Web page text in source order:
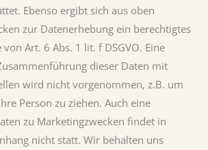
Ebenso ergibt sich aus oben
zur Datenerhebung ein berechtigtes
Art. 6 Abs. 1 lit. f DSGVO. Eine
dieser Daten mit
wird nicht vorgenommen, z.B. um
Person zu ziehen. Auch eine
zu Marketingzwecken findet in
nicht statt. Wir behalten uns